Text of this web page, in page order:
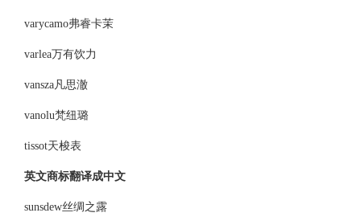
varycamo弗睿卡茉
varlea万有饮力
vansza凡思澈
vanolu梵纽璐
tissot天梭表
英文商标翻译成中文
sunsdew丝绸之露